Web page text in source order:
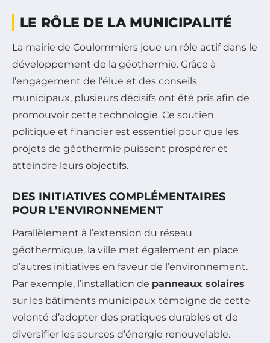
LE RÔLE DE LA MUNICIPALITÉ
La mairie de Coulommiers joue un rôle actif dans le
développement de la géothermie. Grâce à
l’engagement de l’élue et des conseils
municipaux, plusieurs décisifs ont été pris afin de
promouvoir cette technologie. Ce soutien
politique et financier est essentiel pour que les
projets de géothermie puissent prospérer et
atteindre leurs objectifs.
DES INITIATIVES COMPLÉMENTAIRES
POUR L’ENVIRONNEMENT
Parallèlement à l’extension du réseau
géothermique, la ville met également en place
d’autres initiatives en faveur de l’environnement.
Par exemple, l’installation de panneaux solaires
sur les bâtiments municipaux témoigne de cette
volonté d’adopter des pratiques durables et de
diversifier les sources d’énergie renouvelable.